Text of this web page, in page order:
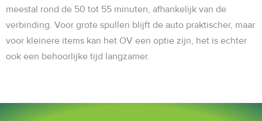
meestal rond de 50 tot 55 minuten, afhankelijk van de
verbinding. Voor grote spullen blijft de auto praktischer, maar
voor kleinere items kan het OV een optie zijn, het is echter
ook een behoorlijke tijd langzamer.